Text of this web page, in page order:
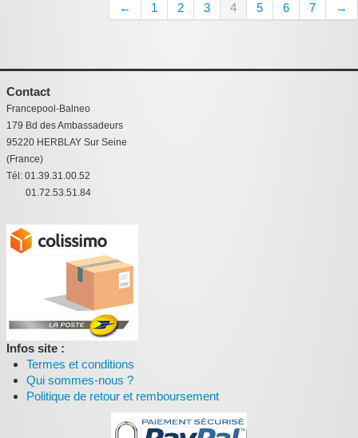
← 1 2 3 4 5 6 7 →
Contact
Francepool-Balneo
179 Bd des Ambassadeurs
95220 HERBLAY Sur Seine
(France)
Tél: 01.39.31.00.52
01.72.53.51.84
Infos site :
Termes et conditions
Qui sommes-nous ?
Politique de retour et remboursement